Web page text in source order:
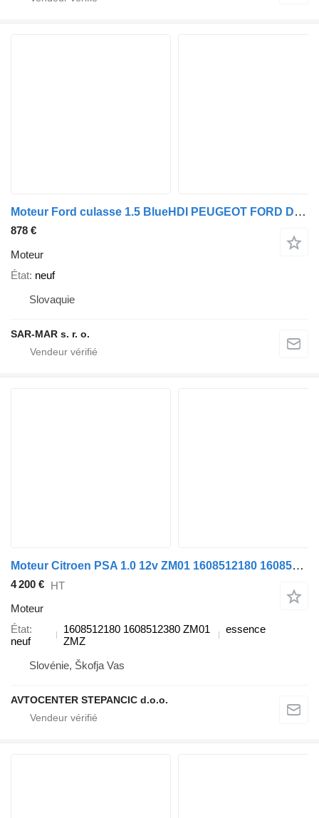
Moteur Ford culasse 1.5 BlueHDI PEUGEOT FORD DV5R NEUF pour automobile Citroen BERLINGO
878 €
Moteur
État neuf
Slovaquie
SAR-MAR s. r. o.
Moteur Citroen PSA 1.0 12v ZM01 1608512180 1608512380 ZM01 ZMZ pour automobile
4 200 € HT
Moteur
État
neuf
1608512180 1608512380 ZM01
ZMZ
essence
Slovénie, Škofja Vas
AVTOCENTER STEPANCIC d.o.o.